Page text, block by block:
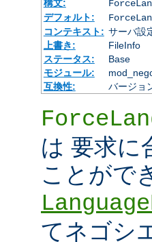
構文:
デフォルト:
コンテキスト: サーバ設
上書き:
FileInfo
ステータス:
Base
モジュール:
互換性:
バージョ
は 要求に
ことがで
てネゴシ